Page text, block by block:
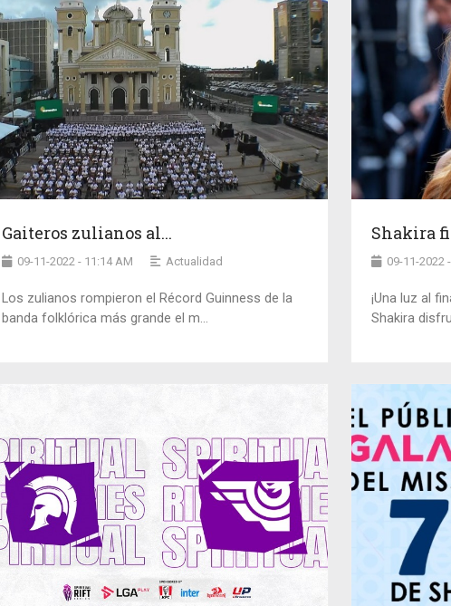
Gaiteros zulianos al...
09-11-2022 - 11:14 AM Actualidad
Los zulianos rompieron el Récord Guinness de la
banda folklórica más grande el m...
Shakira
09-11-2022
¡Una luz al
Shakira